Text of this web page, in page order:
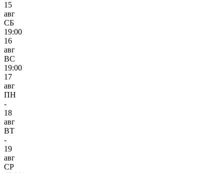
15
авг
СБ
19:00
16
авг
ВС
19:00
17
авг
ПН
-
18
авг
ВТ
-
19
авг
СР